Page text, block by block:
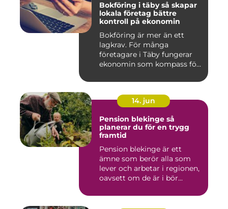
Bokföring i täby så skapar
lokala företag bättre
kontroll på ekonomin
Bokföring är mer än ett
lagkrav. För många
företagare i Täby fungerar
ekonomin som kompass för
14. jun
Pension blekinge så
planerar du för en trygg
framtid
Pension blekinge är ett
ämne som berör alla som
lever och arbetar i regionen,
oavsett om de är i bör...